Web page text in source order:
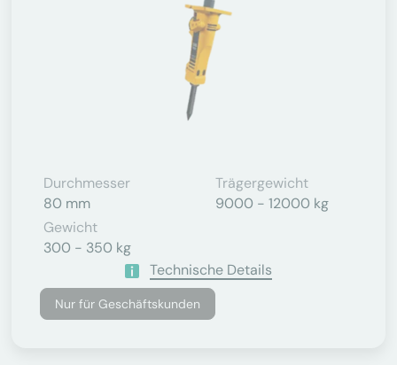
Durchmesser
80 mm
Trägergewicht
9000 - 12000 kg
Gewicht
300 - 350 kg
Technische Details
Nur für Geschäftskunden